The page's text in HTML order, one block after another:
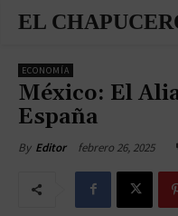
EL
ECONOMÍA
México: El
España
By Editor febrero 26, 2025